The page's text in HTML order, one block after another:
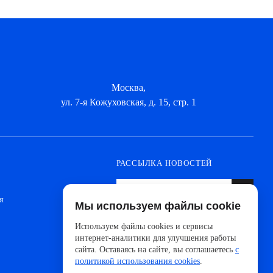
Москва,
ул. 7-я Кожуховская, д. 15, стр. 1
РАССЫЛКА НОВОСТЕЙ
новинок от ведущих производителей и
новостей АйДистрибьют
Мы используем файлы cookie
Используем файлы cookies и сервисы
интернет-аналитики для улучшения работы
сайта. Оставаясь на сайте, вы соглашаетесь с
политикой использования cookies.